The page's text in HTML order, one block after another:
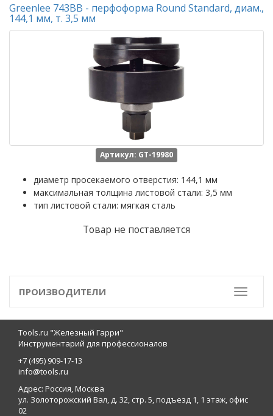
Greenlee 743BB - перфоформа Round Standard, диам.,
144,1 мм, т. 3,5 мм
Артикул: GT-19980
диаметр просекаемого отверстия: 144,1 мм
максимальная толщина листовой стали: 3,5 мм
тип листовой стали: мягкая сталь
Товар не поставляется
Toggle
ПРОИЗВОДИТЕЛИ
Tools.ru "Железный Гарри"
Инструментарий для профессионалов
+7 (495) 909-17-13
info@tools.ru
Адрес: Россия, Москва
ул. Золоторожский Вал, д. 32, стр. 5, подъезд 1, 1 этаж, офис
02